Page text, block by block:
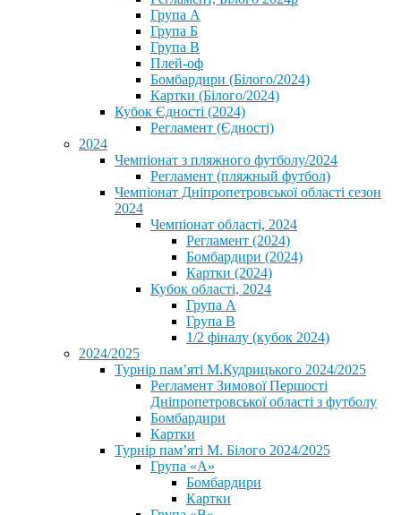
Група А
Група Б
Група В
Плей-оф
Бомбардири (Білого/2024)
Картки (Білого/2024)
Кубок Єдності (2024)
Регламент (Єдності)
2024
Чемпіонат з пляжного футболу/2024
Регламент (пляжный футбол)
Чемпіонат Дніпропетровської області сезон
2024
Чемпіонат області, 2024
Регламент (2024)
Бомбардири (2024)
Картки (2024)
Кубок області, 2024
Група А
Група В
1/2 фіналу (кубок 2024)
2024/2025
Турнір пам’яті М.Кудрицького 2024/2025
Регламент Зимової Першості
Дніпропетровської області з футболу
Бомбардири
Картки
Турнір пам’яті М. Білого 2024/2025
Група «А»
Бомбардири
Картки